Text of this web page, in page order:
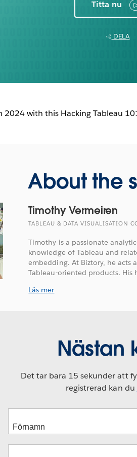
Titta nu
DELA
with this Hacking Tableau
About the
Timothy Vermeiren
TABLEAU & DATA VISUALISATION
Timothy is a passionate
knowledge of Tableau and
embedding. At Biztory, he acts
Tableau-oriented products.
Läs mer
Nästan
Det tar bara 15 sekunder att
registrerad kan du